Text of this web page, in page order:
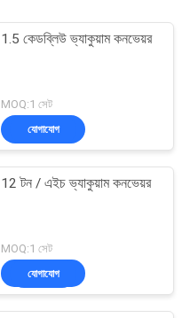
1.5 কেডব্লিউ ভ্যাকুয়াম কনভেয়র
MOQ:1 সেট
যোগাযোগ
12 টন / এইচ ভ্যাকুয়াম কনভেয়র
MOQ:1 সেট
যোগাযোগ